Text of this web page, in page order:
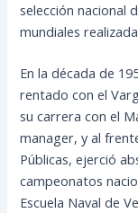
selección nacional
mundiales
En la década de
rentado con el
su carrera con el
manager, y al
Públicas, ejerció
campeonatos
Escuela Naval de